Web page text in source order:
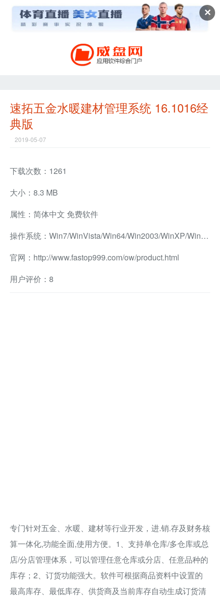
✕
速拓五金水暖建材管理系统 16.1016经
典版
2019-05-07
下载次数：1261
大小：8.3 MB
属性：简体中文 免费软件
操作系统：Win7/WinVista/Win64/Win2003/WinXP/Win2000/Win98/Win8/Win10/Win2008/Win2012兼容软件
官网：http://www.fastop999.com/ow/product.html
用户评价：8
专门针对五金、水暖、建材等行业开发，进.销.存及财务核
算一体化,功能全面,使用方便。1、支持单仓库/多仓库或总
店/分店管理体系，可以管理任意仓库或分店、任意品种的
库存；2、订货功能强大。软件可根据商品资料中设置的
最高库存、最低库存、供货商及当前库存自动生成订货清